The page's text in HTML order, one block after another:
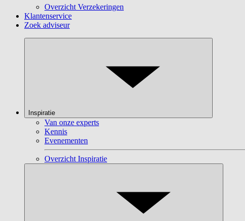
Overzicht Verzekeringen
Klantenservice
Zoek adviseur
Inspiratie
Van onze experts
Kennis
Evenementen
Overzicht Inspiratie